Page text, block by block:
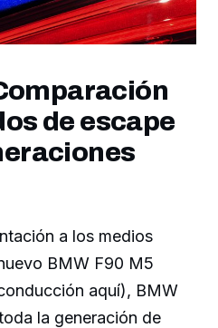
de escape
a los medios
BMW F90 M5
aquí), BMW
la generación de